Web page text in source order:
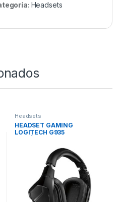
Headsets
Headsets
HEADSET GAMING
LOGITECH G935
RECEPTOR 981-000742